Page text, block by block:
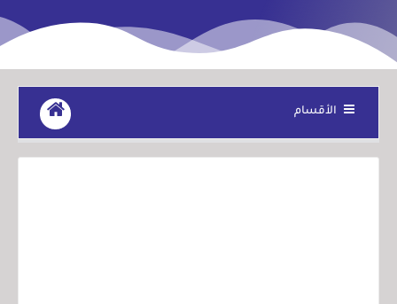
الأقسام